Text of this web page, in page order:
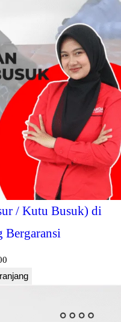
/ Kutu Busuk) di
Bergaransi